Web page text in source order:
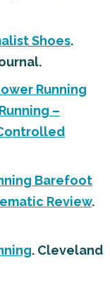
Shoes.
Running
–
Barefoot
Review.
. Cleveland